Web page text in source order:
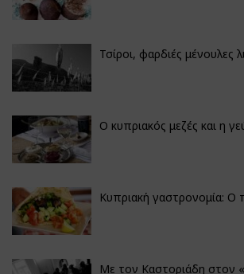
Τσίροι, φαρδιές μένουλες
Ο κυπριακός μεζές και η
Κυπριακή γαστρονομία: Ο
Με τον Καστοριάδη στον